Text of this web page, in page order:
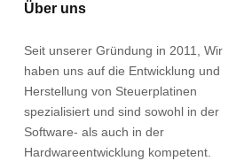
Über uns
Seit unserer Gründung in 2011, Wir
haben uns auf die Entwicklung und
Herstellung von Steuerplatinen
spezialisiert und sind sowohl in der
Software- als auch in der
Hardwareentwicklung kompetent.